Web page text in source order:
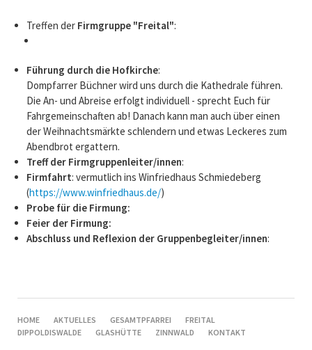
Treffen der Firmgruppe "Freital":
Führung durch die Hofkirche:
Dompfarrer Büchner wird uns durch die Kathedrale führen.
Die An- und Abreise erfolgt individuell - sprecht Euch für
Fahrgemeinschaften ab! Danach kann man auch über einen
der Weihnachtsmärkte schlendern und etwas Leckeres zum
Abendbrot ergattern.
Treff der Firmgruppenleiter/innen:
Firmfahrt: vermutlich ins Winfriedhaus Schmiedeberg
(https://www.winfriedhaus.de/)
Probe für die Firmung:
Feier der Firmung:
Abschluss und Reflexion der Gruppenbegleiter/innen:
NAVIGATION
ÜBERSPRINGEN
HOME AKTUELLES GESAMTPFARREI
FREITAL
DIPPOLDISWALDE
GLASHÜTTE ZINNWALD KONTAKT